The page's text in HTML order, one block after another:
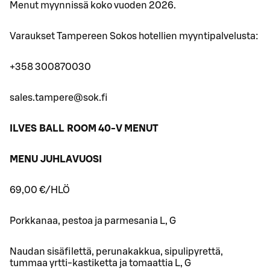
Menut myynnissä koko vuoden 2026.
Varaukset Tampereen Sokos hotellien myyntipalvelusta:
+358 300870030
sales.tampere@sok.fi
ILVES BALL ROOM 40-V MENUT
MENU JUHLAVUOSI
69,00 €/HLÖ
Porkkanaa, pestoa ja parmesania L, G
Naudan sisäfilettä, perunakakkua, sipulipyrettä,
tummaa yrtti-kastiketta ja tomaattia L, G